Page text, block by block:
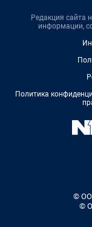
Редакция сайта
информации,
Политика
©
©